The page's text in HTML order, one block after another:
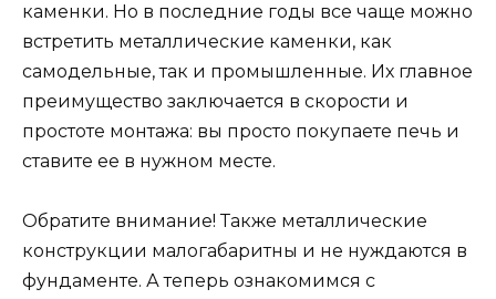
каменки. Но в последние годы все чаще можно
встретить металлические каменки, как
самодельные, так и промышленные. Их главное
преимущество заключается в скорости и
простоте монтажа: вы просто покупаете печь и
ставите ее в нужном месте.
Обратите внимание! Также металлические
конструкции малогабаритны и не нуждаются в
фундаменте. А теперь ознакомимся с